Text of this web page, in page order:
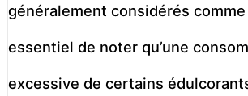
généralement considérés
essentiel de noter qu’une
excessive de certains